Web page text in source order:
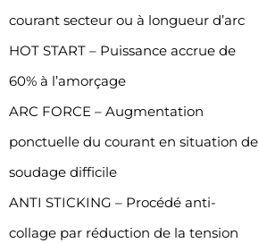
courant secteur ou à longueur d’arc
HOT START – Puissance accrue de
60% à l’amorçage
ARC FORCE – Augmentation
ponctuelle du courant en situation de
soudage difficile
ANTI STICKING – Procédé anti-
collage par réduction de la tension